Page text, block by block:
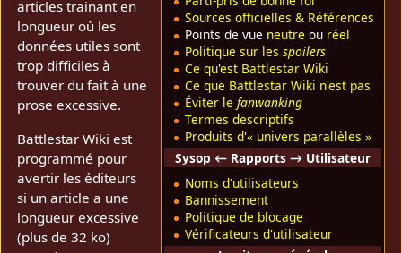
Sources officielles & Références
Points de vue neutre ou réel
Politique sur les spoilers
Ce qu'est Battlestar Wiki
Ce que Battlestar Wiki n'est pas
Éviter le fanwanking
Termes descriptifs
Produits d'« univers parallèles »
Sysop ← Rapports → Utilisateur
Noms d'utilisateurs
Bannissement
Politique de blocage
Vérificateurs d'utilisateur
articles trainant en
longueur où les
données utiles sont
trop difficiles à
trouver du fait à une
prose excessive.
Battlestar Wiki est
programmé pour
avertir les éditeurs
si un article a une
longueur excessive
(plus de 32 ko)